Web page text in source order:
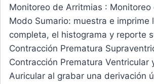
Monitoreo de Arritmias :
Modo Sumario: muestra e imprime
completa, el histograma y reporte
Contracción Prematura
Contracción Prematura Ventricular
Auricular al grabar una derivación